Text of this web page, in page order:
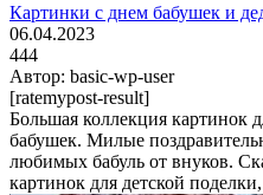
Картинки с днем бабушек и
06.04.2023
444
Автор: basic-wp-user
[ratemypost-result]
Большая коллекция картинок
бабушек. Милые
любимых бабуль от внуков.
картинок для детской